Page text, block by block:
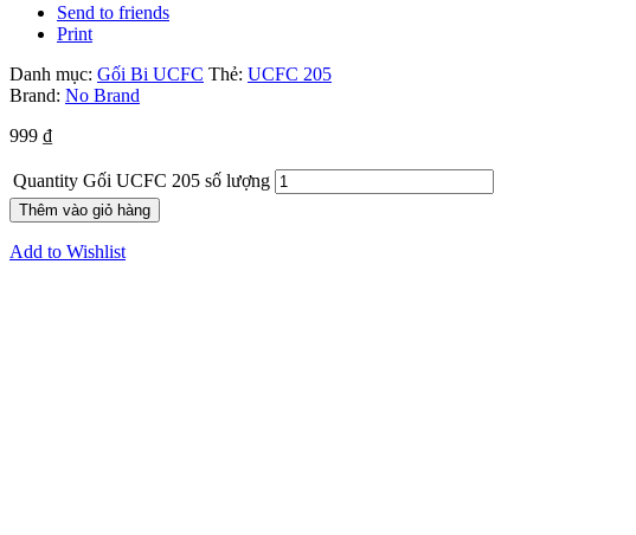
Send to friends
Print
Danh mục: Gối Bi UCFC Thẻ: UCFC 205
Brand: No Brand
999 ₫
Quantity Gối UCFC 205 số lượng
Thêm vào giỏ hàng
Add to Wishlist